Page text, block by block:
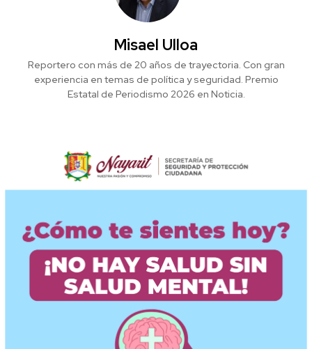
Misael Ulloa
Reportero con más de 20 años de trayectoria. Con gran
experiencia en temas de política y seguridad. Premio
Estatal de Periodismo 2026 en Noticia.